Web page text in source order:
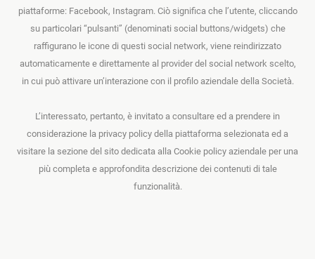
piattaforme: Facebook, Instagram. Ciò significa che l’utente, cliccando
su particolari “pulsanti” (denominati social buttons/widgets) che
raffigurano le icone di questi social network, viene reindirizzato
automaticamente e direttamente al provider del social network scelto,
in cui può attivare un’interazione con il profilo aziendale della Società.
L’interessato, pertanto, è invitato a consultare ed a prendere in
considerazione la privacy policy della piattaforma selezionata ed a
visitare la sezione del sito dedicata alla Cookie policy aziendale per una
più completa e approfondita descrizione dei contenuti di tale
funzionalità.